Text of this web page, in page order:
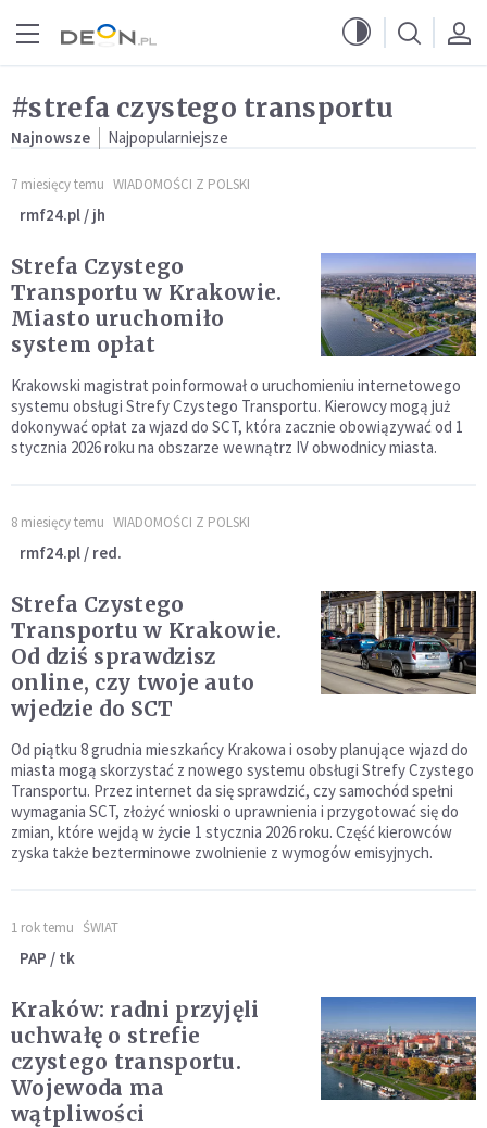
#strefa czystego transportu
Najnowsze Najpopularniejsze
7 miesięcy temu WIADOMOŚCI Z POLSKI
rmf24.pl / jh
Strefa Czystego
Transportu w Krakowie.
Miasto uruchomiło
system opłat
Krakowski magistrat poinformował o uruchomieniu internetowego
systemu obsługi Strefy Czystego Transportu. Kierowcy mogą już
dokonywać opłat za wjazd do SCT, która zacznie obowiązywać od 1
stycznia 2026 roku na obszarze wewnątrz IV obwodnicy miasta.
8 miesięcy temu WIADOMOŚCI Z POLSKI
rmf24.pl / red.
Strefa Czystego
Transportu w Krakowie.
Od dziś sprawdzisz
online, czy twoje auto
wjedzie do SCT
Od piątku 8 grudnia mieszkańcy Krakowa i osoby planujące wjazd do
miasta mogą skorzystać z nowego systemu obsługi Strefy Czystego
Transportu. Przez internet da się sprawdzić, czy samochód spełni
wymagania SCT, złożyć wnioski o uprawnienia i przygotować się do
zmian, które wejdą w życie 1 stycznia 2026 roku. Część kierowców
zyska także bezterminowe zwolnienie z wymogów emisyjnych.
1 rok temu ŚWIAT
PAP / tk
Kraków: radni przyjęli
uchwałę o strefie
czystego transportu.
Wojewoda ma
wątpliwości